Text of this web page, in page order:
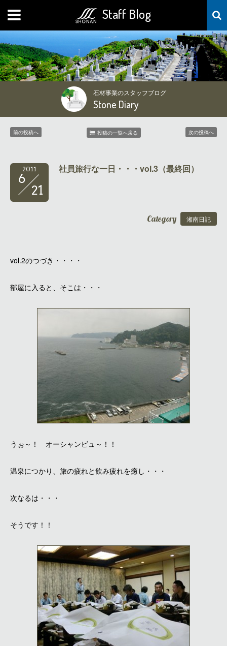
Staff Blog
MENU
石材事業のスタッフブログ
Stone Diary
前の投稿へ 投稿の一覧へ戻る 次の投稿へ
2011
6
21
社員旅行な一日・・・vol.3（最終回）
Category 湘南日記
vol.2のつづき・・・・
部屋に入ると、そこは・・・
うぉ～！ オーシャンビュ～！！
温泉につかり、旅の疲れと飲み疲れを癒し・・・
次なるは・・・
そうです！！